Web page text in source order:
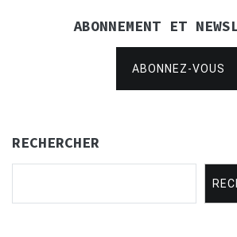
ABONNEMENT ET
ABONNEZ-VOUS
RECHERCHER